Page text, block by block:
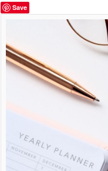
Save